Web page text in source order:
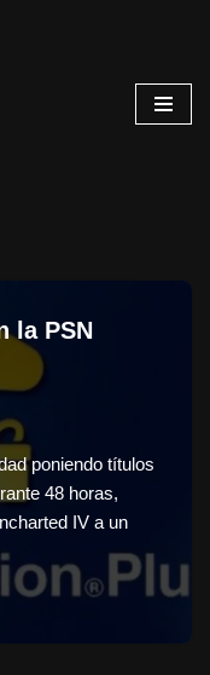
la PSN
poniendo títulos
48 horas,
IV a un